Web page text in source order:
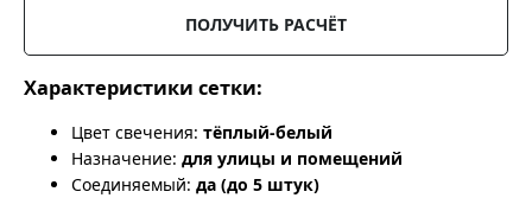
ПОЛУЧИТЬ РАСЧЁТ
Характеристики сетки:
Цвет свечения: тёплый-белый
Назначение: для улицы и помещений
Соединяемый: да (до 5 штук)